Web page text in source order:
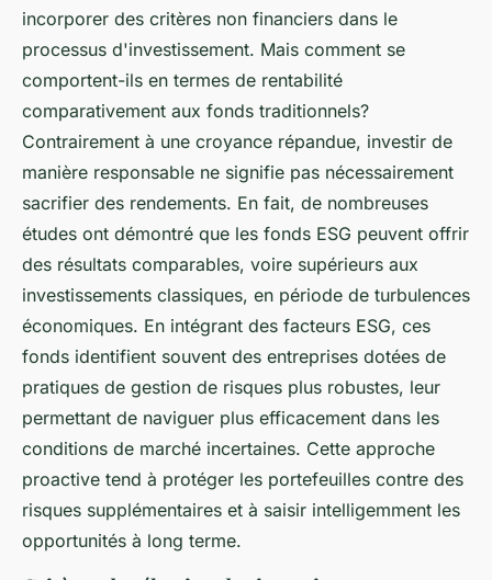
incorporer des critères non financiers dans le
processus d'investissement. Mais comment se
comportent-ils en termes de rentabilité
comparativement aux fonds traditionnels?
Contrairement à une croyance répandue, investir de
manière responsable ne signifie pas nécessairement
sacrifier des rendements. En fait, de nombreuses
études ont démontré que les fonds ESG peuvent offrir
des résultats comparables, voire supérieurs aux
investissements classiques, en période de turbulences
économiques. En intégrant des facteurs ESG, ces
fonds identifient souvent des entreprises dotées de
pratiques de gestion de risques plus robustes, leur
permettant de naviguer plus efficacement dans les
conditions de marché incertaines. Cette approche
proactive tend à protéger les portefeuilles contre des
risques supplémentaires et à saisir intelligemment les
opportunités à long terme.